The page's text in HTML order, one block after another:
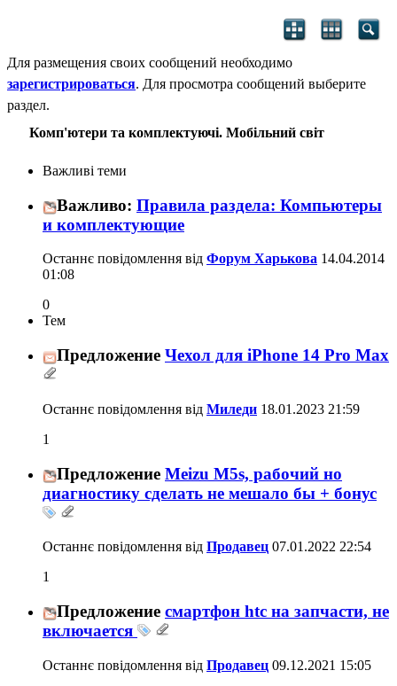
Для размещения своих сообщений необходимо
зарегистрироваться. Для просмотра сообщений выберите
раздел.
Комп'ютери та комплектуючі. Мобільний світ
Важливі теми
Важливо: Правила раздела: Компьютеры
и комплектующие
Останнє повідомлення від Форум Харькова 14.04.2014
01:08
0
Тем
Предложение Чехол для iPhone 14 Pro Max
Останнє повідомлення від Миледи 18.01.2023 21:59
1
Предложение Meizu M5s, рабочий но
диагностику сделать не мешало бы + бонус
Останнє повідомлення від Продавец 07.01.2022 22:54
1
Предложение смартфон htc на запчасти, не
включается
Останнє повідомлення від Продавец 09.12.2021 15:05